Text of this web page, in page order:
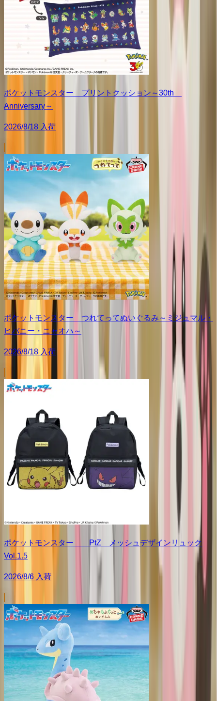
ポケットモンスター プリントクッション～30th
Anniversary～
2026/8/18 入荷
ポケットモンスター つれてってぬいぐるみ～ミジュマル・
ヒバニー・ニャオハ～
2026/8/18 入荷
ポケットモンスター PtZ メッシュデザインリュック
Vol.1.5
2026/8/6 入荷